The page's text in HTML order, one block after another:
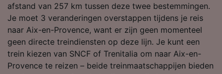
afstand van 257 km tussen deze twee bestemmingen.
Je moet 3 veranderingen overstappen tijdens je reis
naar Aix-en-Provence, want er zijn geen momenteel
geen directe treindiensten op deze lijn. Je kunt een
trein kiezen van SNCF of Trenitalia om naar Aix-en-
Provence te reizen – beide treinmaatschappijen bieden